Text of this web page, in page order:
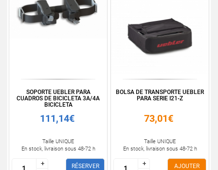
SOPORTE UEBLER PARA
CUADROS DE BICICLETA 3A/4A
BICICLETA
111,14€
Taille UNIQUE
En stock, livraison sous 48-72 h
+
+
RÉSERVER
BOLSA DE TRANSPORTE UEBLER
PARA SERIE I21-Z
73,01€
Taille UNIQUE
En stock, livraison sous 48-72 h
+
+
AJOUTER